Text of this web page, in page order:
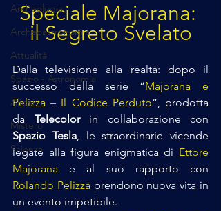
Archeologia
Archeoastronomia
Attualità
Spazio - Astronomia
Alieni
Mistero
Scienza
Speciale Majorana:
il Segreto Svelato
Dalla televisione alla realtà: dopo il
successo della serie “Majorana e
Pelizza – Il Codice Perduto”, prodotta
da Telecolor
Spazio Tesla, le straordinarie vicende
legate alla figura enigmatica di Ettore
Majorana
Rolando Pelizza prendono nuova vita in
un evento irripetibile.